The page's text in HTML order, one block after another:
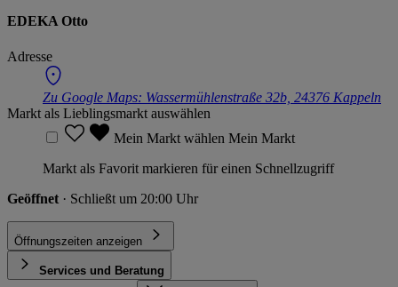
EDEKA Otto
Adresse
Zu Google Maps: Wassermühlenstraße 32b, 24376 Kappeln
Markt als Lieblingsmarkt auswählen
Mein Markt wählen Mein Markt
Markt als Favorit markieren für einen Schnellzugriff
Geöffnet · Schließt um 20:00 Uhr
Öffnungszeiten anzeigen
Services und Beratung